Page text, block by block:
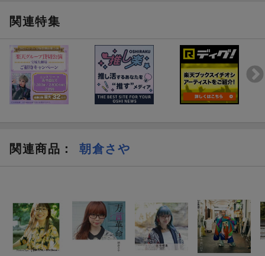
関連特集
関連商品 ： 朝倉さや